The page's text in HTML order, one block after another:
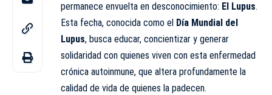
permanece envuelta en desconocimiento: El Lupus.
Esta fecha, conocida como el Día Mundial del
Lupus, busca educar, concientizar y generar
solidaridad con quienes viven con esta enfermedad
crónica autoinmune, que altera profundamente la
calidad de vida de quienes la padecen.